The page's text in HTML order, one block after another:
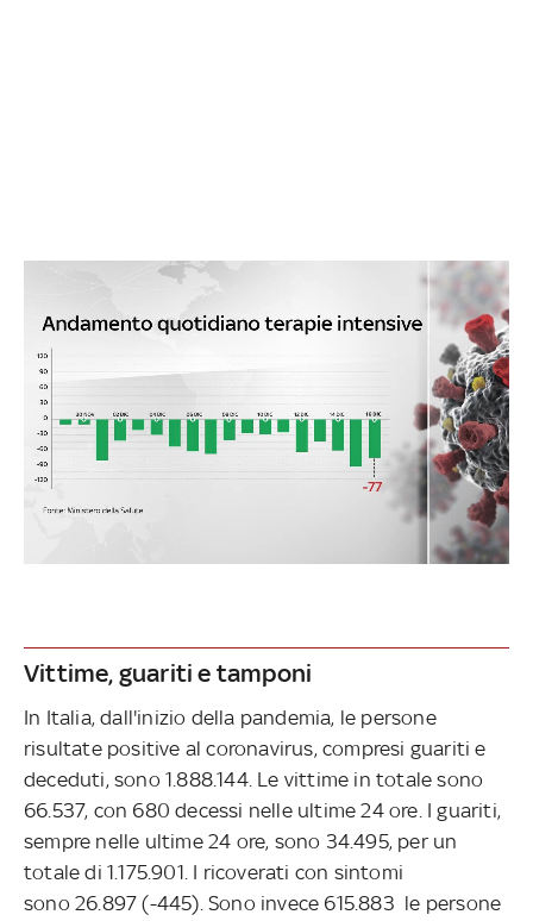
Vittime, guariti e tamponi
In Italia, dall'inizio della pandemia, le persone
risultate positive al coronavirus, compresi guariti e
deceduti, sono 1.888.144. Le vittime in totale sono
66.537, con 680 decessi nelle ultime 24 ore. I guariti,
sempre nelle ultime 24 ore, sono 34.495, per un
totale di 1.175.901. I ricoverati con sintomi
sono 26.897 (-445). Sono invece 615.883 le persone